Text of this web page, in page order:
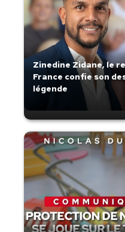
Zinedine Zidane, le
France confie son
légende